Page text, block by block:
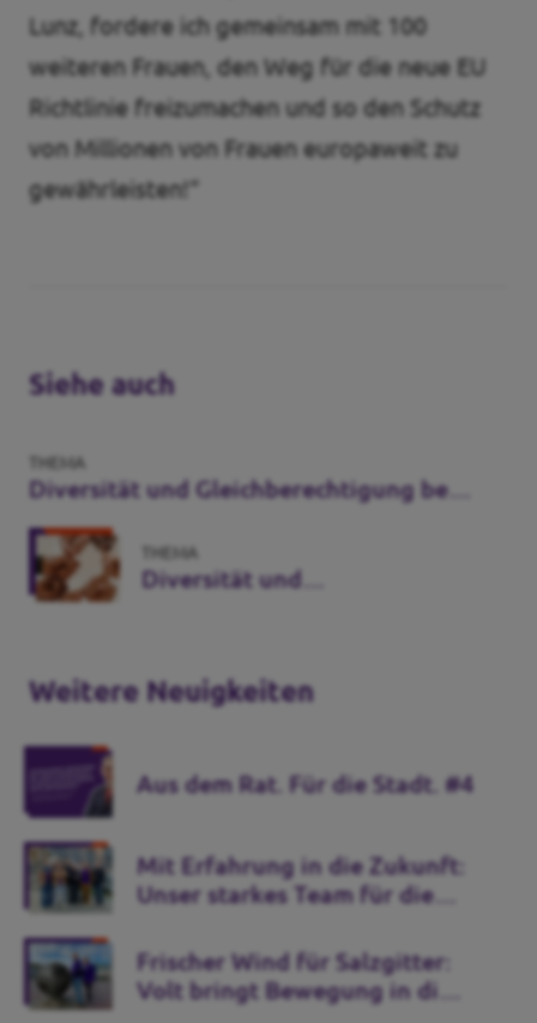
Lunz, fordere ich gemeinsam mit 100
weiteren Frauen, den Weg für die neue EU
Richtlinie freizumachen und so den Schutz
von Millionen von Frauen europaweit zu
gewährleisten!“
Siehe auch
THEMA
Diversität und Gleichberechtigung bei
THEMA
Diversität und
Weitere Neuigkeiten
Aus dem Rat. Für die Stadt. #4
Mit Erfahrung in die Zukunft:
Unser starkes Team für die
Frischer Wind für Salzgitter:
Volt bringt Bewegung in die